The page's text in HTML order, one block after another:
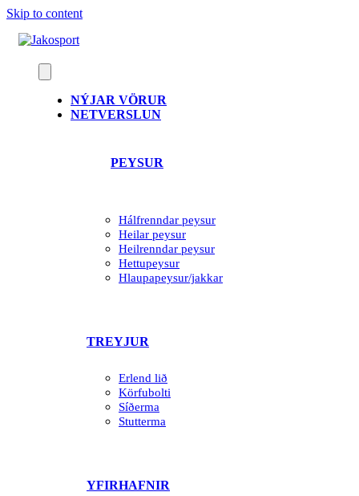
Skip to content
NÝJAR VÖRUR
NETVERSLUN
PEYSUR
Hálfrenndar peysur
Heilar peysur
Heilrenndar peysur
Hettupeysur
Hlaupapeysur/jakkar
TREYJUR
Erlend lið
Körfubolti
Síðerma
Stutterma
YFIRHAFNIR